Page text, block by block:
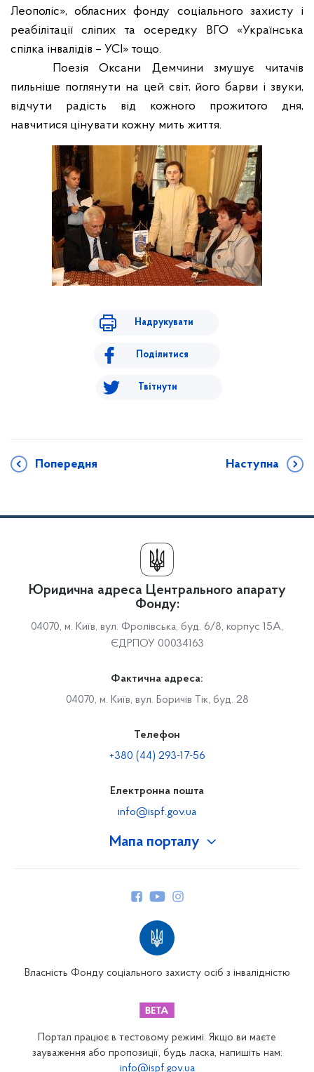
Леополіс», обласних фонду соціального захисту і
реабілітації сліпих та осередку ВГО «Українська
спілка інвалідів – УСІ» тощо.
Поезія Оксани Демчини змушує читачів
пильніше поглянути на цей світ, його барви і звуки,
відчути радість від кожного прожитого дня,
навчитися цінувати кожну мить життя.
Надрукувати
Поділитися
Твітнути
Попередня Наступна
Мапа порталу
Закарпатське відділення
Юридична адреса Центрального апарату
Фонду:
04070, м. Київ, вул. Фролівська, буд. 6/8, корпус 15А,
ЄДРПОУ 00034163
Фактична адреса:
04070, м. Київ, вул. Боричів Тік, буд. 28
Телефон
+380 (44) 293-17-56
Електронна пошта
info@ispf.gov.ua
Власність Фонду соціального захисту осіб з інвалідністю
Портал працює в тестовому режимі. Якщо ви маєте
зауваження або пропозиції, будь ласка, напишіть нам:
info@ispf.gov.ua